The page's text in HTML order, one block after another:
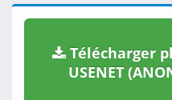
Télécharger
USENET